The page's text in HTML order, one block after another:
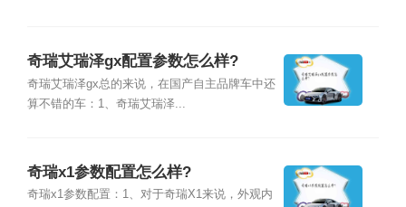
奇瑞艾瑞泽gx配置参数怎么样?
奇瑞艾瑞泽gx总的来说，在国产自主品牌车中还
算不错的车：1、奇瑞艾瑞泽...
奇瑞x1参数配置怎么样?
奇瑞x1参数配置：1、对于奇瑞X1来说，外观内